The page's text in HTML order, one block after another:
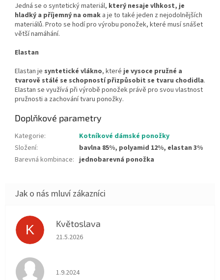
Jedná se o syntetický materiál, který nesaje vlhkost, je
hladký a příjemný na omak a je to také jeden z nejodolnějších
materiálů. Proto se hodí pro výrobu ponožek, které musí snášet
větší namáhání.
Elastan
Elastan je syntetické vlákno, které je vysoce pružné a
tvarově stálé se schopností přizpůsobit se tvaru chodidla.
Elastan se využívá při výrobě ponožek právě pro svou vlastnost
pružnosti a zachování tvaru ponožky.
Doplňkové parametry
Kategorie:
Kotníkové dámské ponožky
Složení:
bavlna 85%, polyamid 12%, elastan 3%
Barevná kombinace: jednobarevná ponožka
K Květoslava
Hodnocení obchodu je 5 z 5 hvězdiček.
21.5.2026
Hodnocení obchodu je 5 z 5 hvězdiček.
1.9.2024